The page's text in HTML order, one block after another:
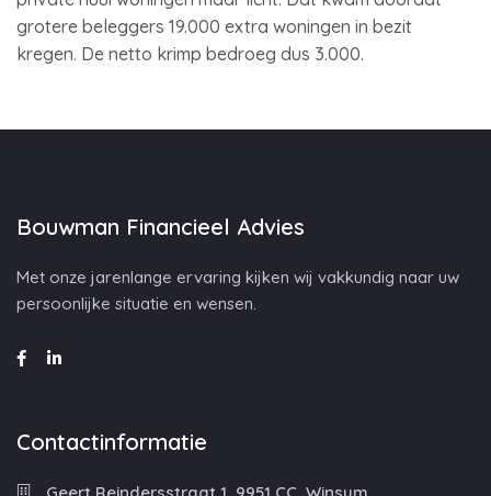
grotere beleggers 19.000 extra woningen in bezit
kregen. De netto krimp bedroeg dus 3.000.
Bouwman Financieel Advies
Met onze jarenlange ervaring kijken wij vakkundig naar uw
persoonlijke situatie en wensen.
Contactinformatie